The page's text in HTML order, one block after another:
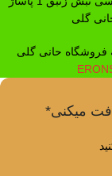
فروشگاه حانی گلی
میکنی*